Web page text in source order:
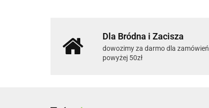
Dla Bródna i Zacisza
dowozimy za darmo dla zamówień
powyżej 50zł